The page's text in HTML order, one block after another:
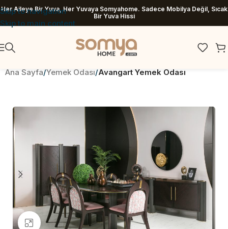
Skip to navigation
Skip to main content
Her Aileye Bir Yuva, Her Yuvaya Somyahome. Sadece Mobilya Değil, Sıcak
Bir Yuva Hissi
Ana Sayfa Yemek Odası Avangart Yemek Odası
Büyütmek için tıklayın